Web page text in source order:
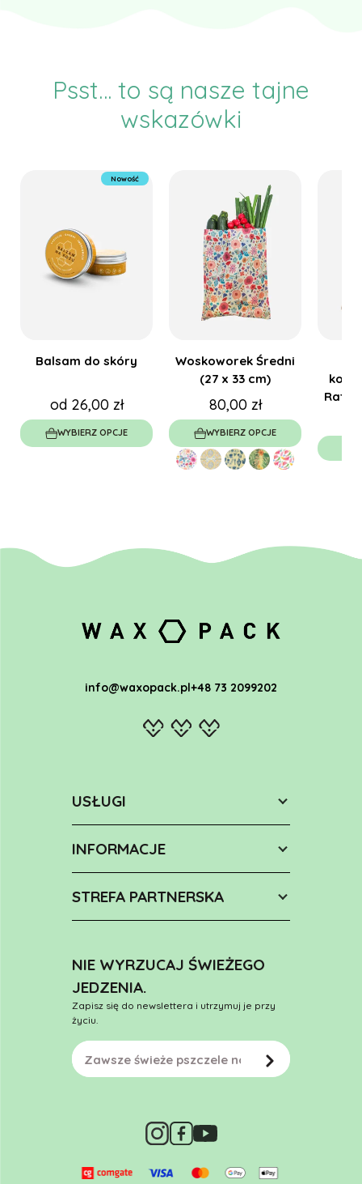
Psst... to są nasze tajne
wskazówki
Nowość
Balsam do skóry
od 26,00 zł
WYBIERZ OPCJE
Woskoworek Średni
(27 x 33 cm)
80,00 zł
WYBIERZ OPCJE
info@waxopack.pl+48 73 2099202
USŁUGI
INFORMACJE
STREFA PARTNERSKA
NIE WYRZUCAJ ŚWIEŻEGO
JEDZENIA.
Zapisz się do newslettera i utrzymuj je przy
życiu.